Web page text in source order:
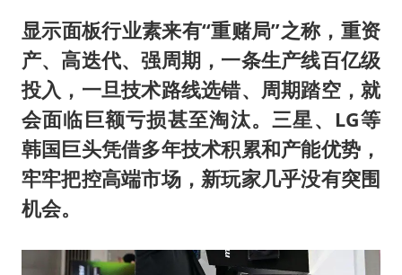
显示面板行业素来有“重赌局”之称，重资
产、高迭代、强周期，一条生产线百亿级
投入，一旦技术路线选错、周期踏空，就
会面临巨额亏损甚至淘汰。三星、LG等
韩国巨头凭借多年技术积累和产能优势，
牢牢把控高端市场，新玩家几乎没有突围
机会。